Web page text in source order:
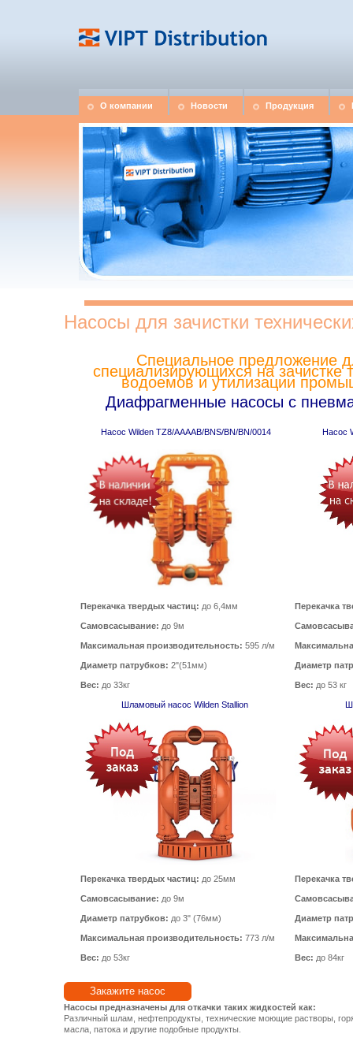
О компании Новости Продукция
Насосы для зачистки
Специальное предложение
специализирующихся на зачистке
водоемов и утилизации
Диафрагменные насосы с
Насос Wilden TZ8/AAAAB/BNS/BN/BN/0014
Перекачка твердых частиц: до 6,4мм
Самовсасывание: до 9м
Максимальная производительность: 595 л/м
Диаметр патрубков: 2"(51мм)
Вес: до 33кг
Шламовый насос Wilden Stallion
Перекачка твердых частиц: до 25мм
Самовсасывание: до 9м
Диаметр патрубков: до 3" (76мм)
Максимальная производительность: 773 л/м
Вес: до 53кг
Насос
Перекачка
Диаметр
Вес: до 53 кг
Перекачка
Диаметр
Вес: до 84кг
Закажите насос
Насосы предназначены для откачки таких жидкостей как:
Различный шлам, нефтепродукты, технические моющие растворы,
масла, патока и другие подобные продукты.